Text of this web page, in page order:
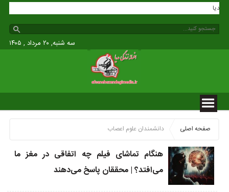
مدیا
سه شنبه, ۲۰ مرداد , ۱۴۰۵
صفحه اصلی دانشمندان علوم اعصاب
هنگام تماشای فیلم چه اتفاقی در مغز ما
می‌افتد؟ | محققان پاسخ می‌دهند